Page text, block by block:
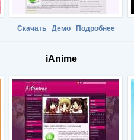
Скачать Демо Подробнее
iAnime